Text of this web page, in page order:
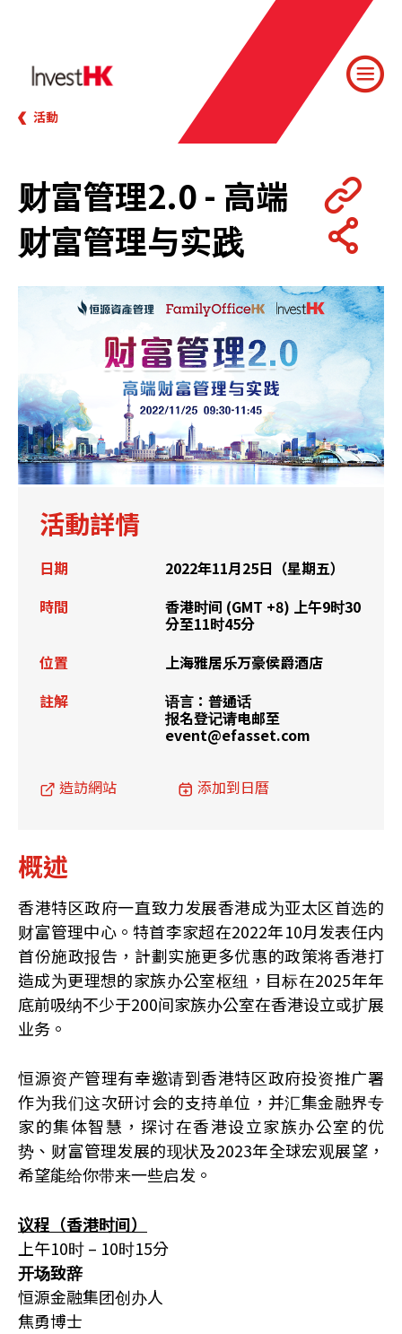
活動
财富管理2.0 - 高端
财富管理与实践
活動詳情
日期
2022年11月25日（星期五）
時間
香港时间 (GMT +8) 上午9时30
分至11时45分
位置
上海雅居乐万豪侯爵酒店
註解
语言：普通话
报名登记请电邮至
event@efasset.com
造訪網站 添加到日曆
概述
香港特区政府一直致力发展香港成为亚太区首选的
财富管理中心。特首李家超在2022年10月发表任内
首份施政报告，計劃实施更多优惠的政策将香港打
造成为更理想的家族办公室枢纽，目标在2025年年
底前吸纳不少于200间家族办公室在香港设立或扩展
业务。
恒源资产管理有幸邀请到香港特区政府投资推广署
作为我们这次研讨会的支持单位，并汇集金融界专
家的集体智慧，探讨在香港设立家族办公室的优
势、财富管理发展的现状及2023年全球宏观展望，
希望能给你带来一些启发。
议程（香港时间）
上午10时 – 10时15分
开场致辞
恒源金融集团创办人
焦勇博士